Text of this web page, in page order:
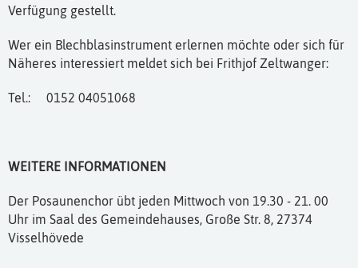
Verfügung gestellt.
Wer ein Blechblasinstrument erlernen möchte oder sich für
Näheres interessiert meldet sich bei Frithjof Zeltwanger:
Tel.: 0152 04051068
WEITERE INFORMATIONEN
Der Posaunenchor übt jeden Mittwoch von 19.30 - 21. 00
Uhr im Saal des Gemeindehauses, Große Str. 8, 27374
Visselhövede